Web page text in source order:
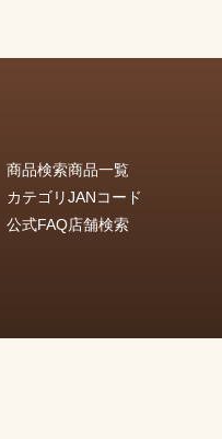
商品検索商品一覧
カテゴリJANコード
公式FAQ店舗検索